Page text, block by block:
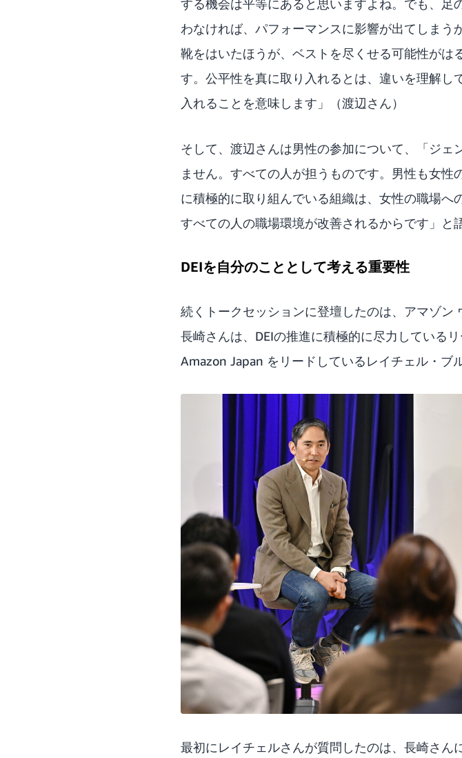
する機会は平等にあると思いますよね。でも、
わなければ、パフォーマンスに影響が出てしま
靴をはいたほうが、ベストを尽くせる可能性が
す。公平性を真に取り入れるとは、違いを理解し
入れることを意味します」（渡辺さん）
そして、渡辺さんは男性の参加について、「ジェ
ません。すべての人が担うものです。男性も女
に積極的に取り組んでいる組織は、女性の職場
すべての人の職場環境が改善されるからです」と
DEIを自分のこととして考える重要性
続くトークセッションに登壇したのは、アマゾン
長崎さんは、DEIの推進に積極的に尽力している
Amazon Japan をリードしているレイチェル・ブ
最初にレイチェルさんが質問したのは、長崎さん